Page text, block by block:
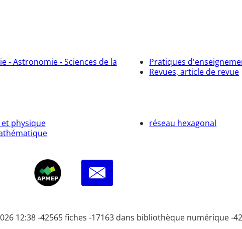
- Astronomie - Sciences de la
Pratiques
Revues, article de revue
physique
réseau hexagonal
12:38 -42565 fiches -17163 dans bibliothèque numérique -